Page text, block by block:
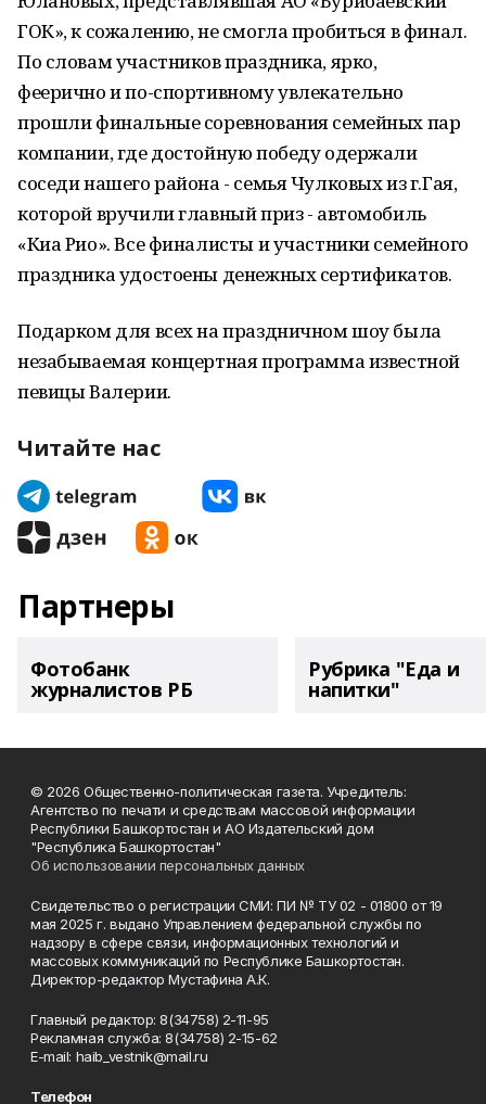
ГОК», к сожалению, не смогла пробиться в финал.
По словам участников праздника, ярко,
феерично и по-спортивному увлекательно
прошли финальные соревнования семейных пар
компании, где достойную победу одержали
соседи нашего района - семья Чулковых из г.Гая,
которой вручили главный приз - автомобиль
«Киа Рио». Все финалисты и участники семейного
праздника удостоены денежных сертификатов.
Подарком для всех на праздничном шоу была
незабываемая концертная программа известной
певицы Валерии.
Читайте нас
Партнеры
Фотобанк
журналистов РБ
Рубрика "Еда и
напитки"
© 2026 Общественно-политическая газета. Учредитель:
Агентство по печати и средствам массовой информации
Республики Башкортостан и АО Издательский дом
"Республика Башкортостан"
Об использовании персональных данных
Свидетельство о регистрации СМИ: ПИ № ТУ 02 - 01800 от 19
мая 2025 г. выдано Управлением федеральной службы по
надзору в сфере связи, информационных технологий и
массовых коммуникаций по Республике Башкортостан.
Директор-редактор Мустафина А.К.
Главный редактор: 8(34758) 2-11-95
Рекламная служба: 8(34758) 2-15-62
Е-mаil: haib_vestnik@mail.ru
Телефон